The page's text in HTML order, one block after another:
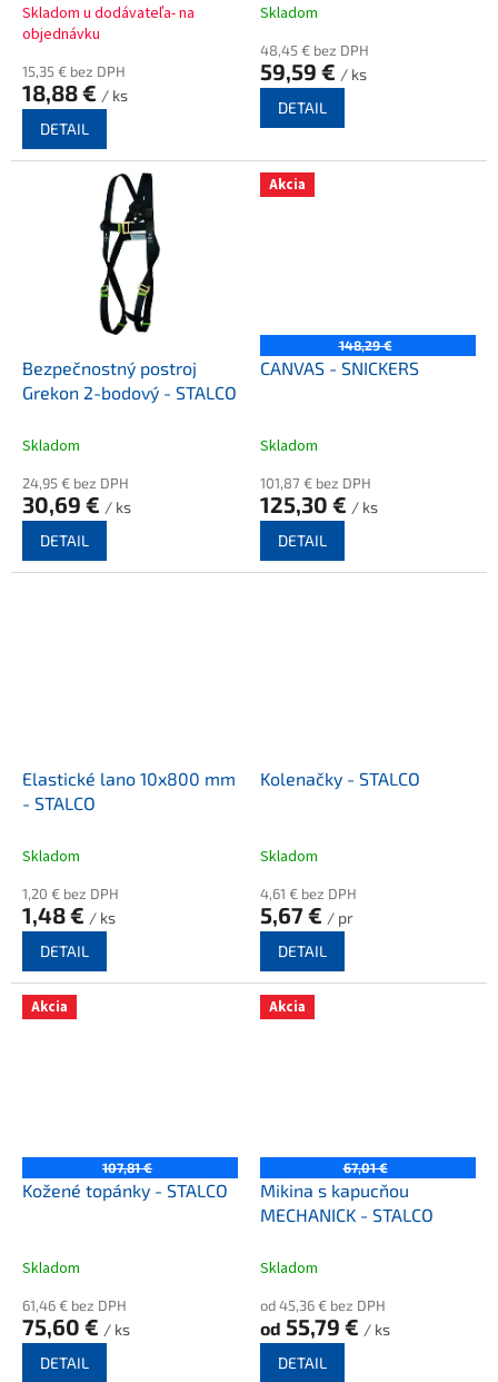
Skladom u dodávateľa- na
objednávku
15,35 € bez DPH
18,88 € / ks
DETAIL
Skladom
48,45 € bez DPH
59,59 € / ks
DETAIL
Bezpečnostný postroj
Grekon 2-bodový - STALCO
Skladom
24,95 € bez DPH
30,69 € / ks
DETAIL
Akcia
148,29 €
CANVAS - SNICKERS
Skladom
101,87 € bez DPH
125,30 € / ks
DETAIL
Elastické lano 10x800 mm
- STALCO
Skladom
1,20 € bez DPH
1,48 € / ks
DETAIL
Kolenačky - STALCO
Skladom
4,61 € bez DPH
5,67 € / pr
DETAIL
Akcia
107,81 €
Kožené topánky - STALCO
Skladom
61,46 € bez DPH
75,60 € / ks
DETAIL
Akcia
67,01 €
Mikina s kapucňou
MECHANICK - STALCO
Skladom
od 45,36 € bez DPH
od 55,79 € / ks
DETAIL